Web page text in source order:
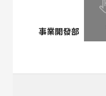
事業開發部